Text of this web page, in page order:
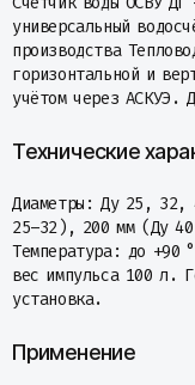
универсальный
производства
горизонтальной и
учётом через АСКУЭ.
Технические
Диаметры: Ду 25, 32,
25–32), 200 мм (Ду
Температура: до +90
вес импульса 100 л.
установка.
Применение